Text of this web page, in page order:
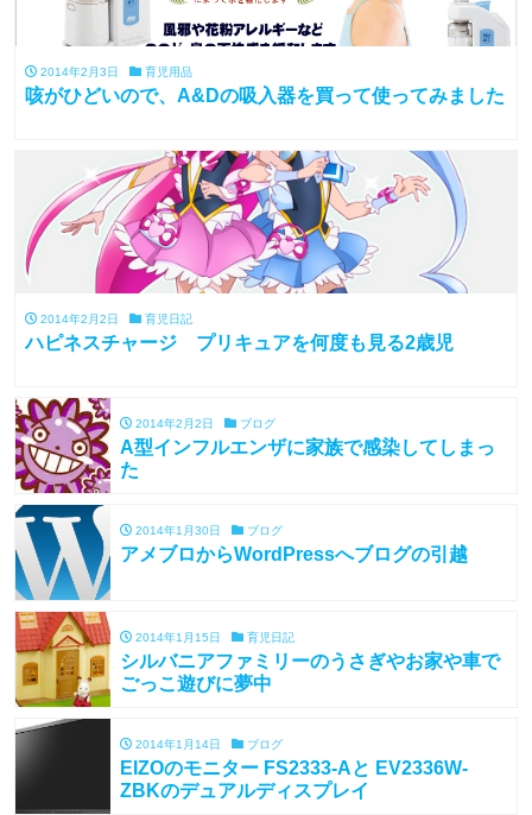
2014年2月3日 育児用品
咳がひどいので、A&Dの吸入器を買って使ってみました
2014年2月2日 育児日記
ハピネスチャージ プリキュアを何度も見る2歳児
2014年2月2日 ブログ
A型インフルエンザに家族で感染してしまっ
た
2014年1月30日 ブログ
アメブロからWordPressへブログの引越
2014年1月15日 育児日記
シルバニアファミリーのうさぎやお家や車で
ごっこ遊びに夢中
2014年1月14日 ブログ
EIZOのモニター FS2333-Aと EV2336W-
ZBKのデュアルディスプレイ